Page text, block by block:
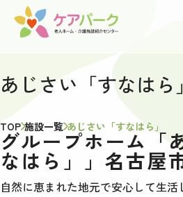
あじさい「すなはら」
TOP 施設一覧 あじさい「すなはら」
グループホーム「
なはら」」名古屋
自然に恵まれた地元で安心して生